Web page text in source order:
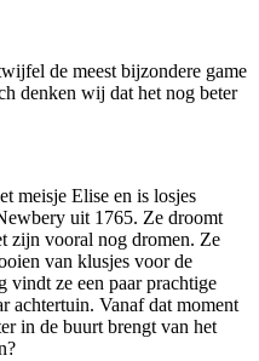
de meest bijzondere game
denken wij dat het nog beter
meisje Elise en is losjes
uit 1765. Ze droomt
zijn vooral nog dromen. Ze
van klusjes voor de
vindt ze een paar prachtige
achtertuin. Vanaf dat moment
in de buurt brengt van het